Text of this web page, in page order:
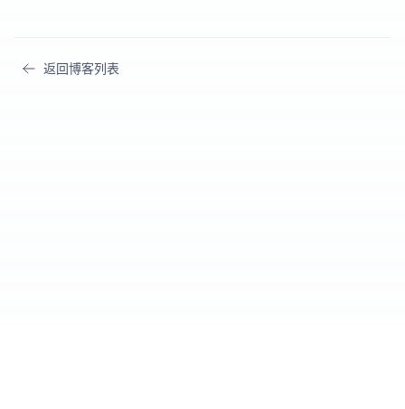
返回博客列表